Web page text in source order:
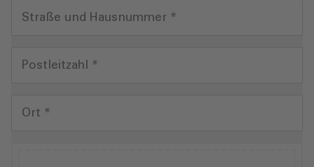
Straße und Hausnummer *
Postleitzahl *
Ort *